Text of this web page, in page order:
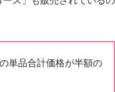
単品合計価格が半額の